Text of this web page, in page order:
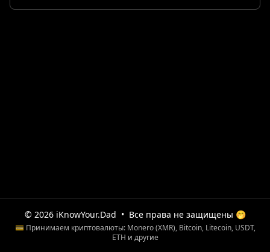
© 2026 iKnowYour.Dad • Все права не защищены 🤭
💳 Принимаем криптовалюты: Monero (XMR), Bitcoin, Litecoin, USDT,
ETH и другие